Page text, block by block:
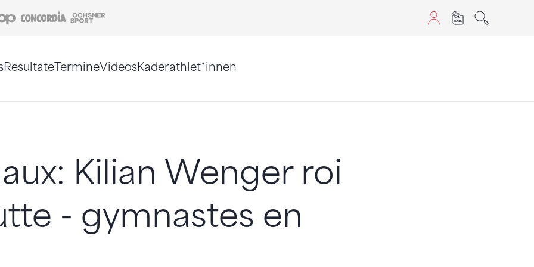
Coop Concordia
ResultateTermineVideosKaderathlet*innen
Kilian Wenger roi
- gymnastes en